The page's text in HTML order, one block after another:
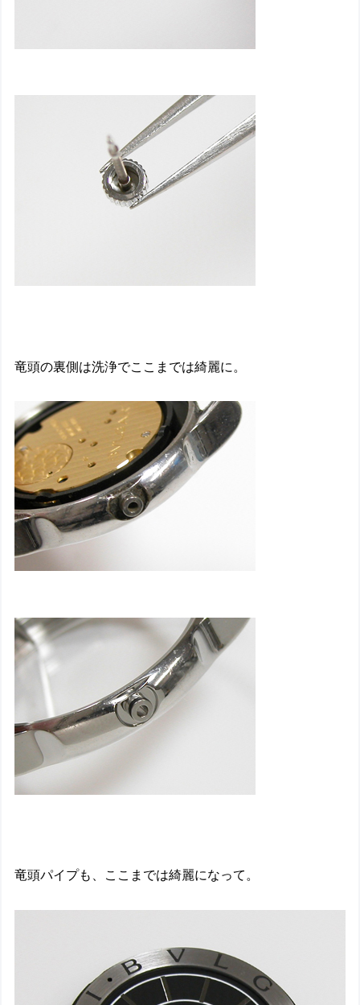
竜頭の裏側は洗浄でここまでは綺麗に。
竜頭パイプも、ここまでは綺麗になって。